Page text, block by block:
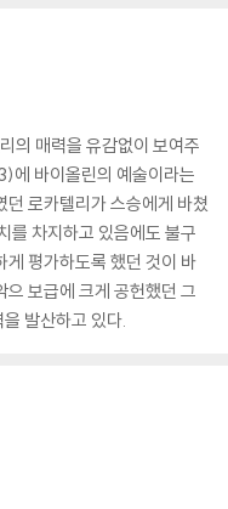
의 매력을 유감없이 보여주
에 바이올린의 예술이라는
로카텔리가 스승에게 바쳤
를 차지하고 있음에도 불구
게 평가하도록 했던 것이 바
보급에 크게 공헌했던 그
발산하고 있다.